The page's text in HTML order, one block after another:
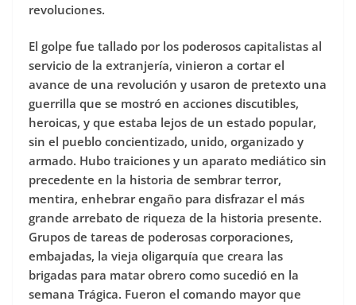
revoluciones.
El golpe fue tallado por los poderosos capitalistas al
servicio de la extranjería, vinieron a cortar el
avance de una revolución y usaron de pretexto una
guerrilla que se mostró en acciones discutibles,
heroicas, y que estaba lejos de un estado popular,
sin el pueblo concientizado, unido, organizado y
armado. Hubo traiciones y un aparato mediático sin
precedente en la historia de sembrar terror,
mentira, enhebrar engaño para disfrazar el más
grande arrebato de riqueza de la historia presente.
Grupos de tareas de poderosas corporaciones,
embajadas, la vieja oligarquía que creara las
brigadas para matar obrero como sucedió en la
semana Trágica. Fueron el comando mayor que